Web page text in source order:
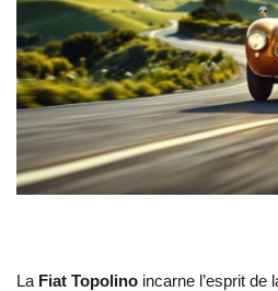
La Fiat Topolino incarne l’esprit de